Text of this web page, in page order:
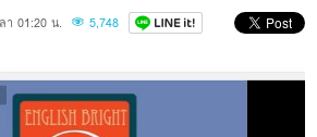
า 01:20 น. 5,748